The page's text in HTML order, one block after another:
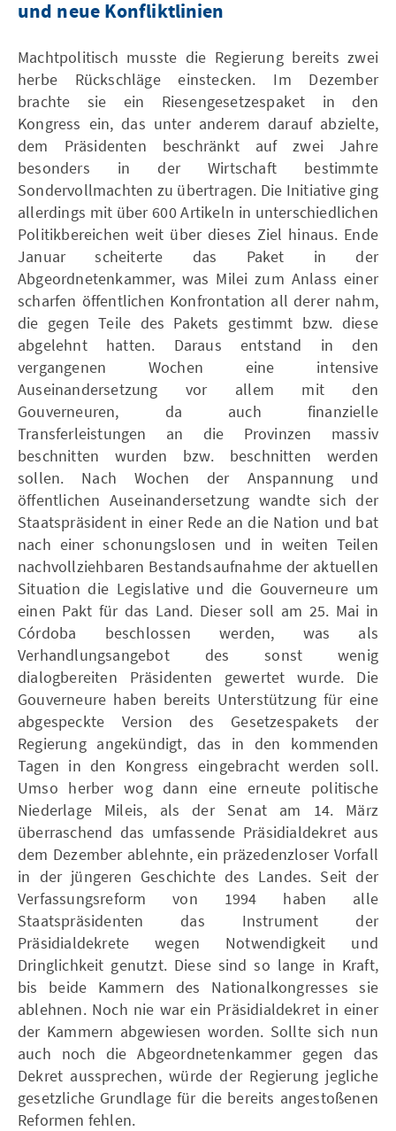
und neue Konfliktlinien
Machtpolitisch musste die Regierung bereits zwei
herbe Rückschläge einstecken. Im Dezember
brachte sie ein Riesengesetzespaket in den
Kongress ein, das unter anderem darauf abzielte,
dem Präsidenten beschränkt auf zwei Jahre
besonders in der Wirtschaft bestimmte
Sondervollmachten zu übertragen. Die Initiative ging
allerdings mit über 600 Artikeln in unterschiedlichen
Politikbereichen weit über dieses Ziel hinaus. Ende
Januar scheiterte das Paket in der
Abgeordnetenkammer, was Milei zum Anlass einer
scharfen öffentlichen Konfrontation all derer nahm,
die gegen Teile des Pakets gestimmt bzw. diese
abgelehnt hatten. Daraus entstand in den
vergangenen Wochen eine intensive
Auseinandersetzung vor allem mit den
Gouverneuren, da auch finanzielle
Transferleistungen an die Provinzen massiv
beschnitten wurden bzw. beschnitten werden
sollen. Nach Wochen der Anspannung und
öffentlichen Auseinandersetzung wandte sich der
Staatspräsident in einer Rede an die Nation und bat
nach einer schonungslosen und in weiten Teilen
nachvollziehbaren Bestandsaufnahme der aktuellen
Situation die Legislative und die Gouverneure um
einen Pakt für das Land. Dieser soll am 25. Mai in
Córdoba beschlossen werden, was als
Verhandlungsangebot des sonst wenig
dialogbereiten Präsidenten gewertet wurde. Die
Gouverneure haben bereits Unterstützung für eine
abgespeckte Version des Gesetzespakets der
Regierung angekündigt, das in den kommenden
Tagen in den Kongress eingebracht werden soll.
Umso herber wog dann eine erneute politische
Niederlage Mileis, als der Senat am 14. März
überraschend das umfassende Präsidialdekret aus
dem Dezember ablehnte, ein präzedenzloser Vorfall
in der jüngeren Geschichte des Landes. Seit der
Verfassungsreform von 1994 haben alle
Staatspräsidenten das Instrument der
Präsidialdekrete wegen Notwendigkeit und
Dringlichkeit genutzt. Diese sind so lange in Kraft,
bis beide Kammern des Nationalkongresses sie
ablehnen. Noch nie war ein Präsidialdekret in einer
der Kammern abgewiesen worden. Sollte sich nun
auch noch die Abgeordnetenkammer gegen das
Dekret aussprechen, würde der Regierung jegliche
gesetzliche Grundlage für die bereits angestoßenen
Reformen fehlen.